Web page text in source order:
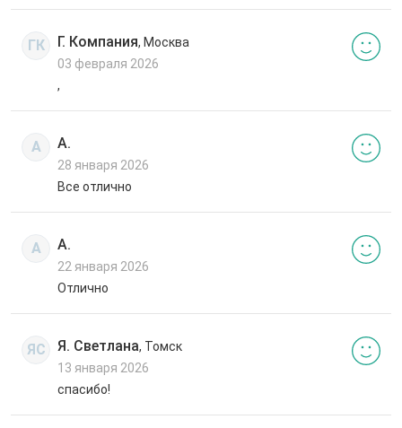
ГК Г. Компания, Москва
03 февраля 2026
,
А А.
28 января 2026
Все отлично
А А.
22 января 2026
Отлично
ЯС Я. Светлана, Томск
13 января 2026
спасибо!